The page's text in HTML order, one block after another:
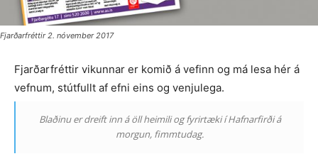
Fjarðarfréttir 2. nóvember 2017
Fjarðarfréttir vikunnar er komið á vefinn og má lesa hér á
vefnum, stútfullt af efni eins og venjulega.
Blaðinu er dreift inn á öll heimili og fyrirtæki í Hafnarfirði á
morgun, fimmtudag.